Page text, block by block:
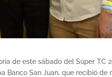
de este sábado del Súper TC
San Juan, que recibió de